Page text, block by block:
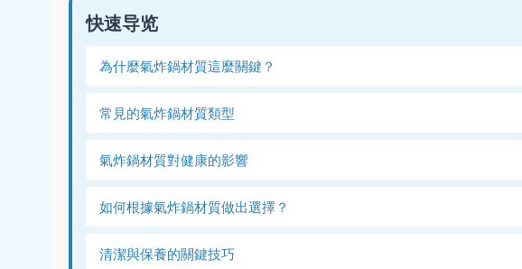
快速导览
為什麼氣炸鍋材質這麼關鍵？
常見的氣炸鍋材質類型
氣炸鍋材質對健康的影響
如何根據氣炸鍋材質做出選擇？
清潔與保養的關鍵技巧